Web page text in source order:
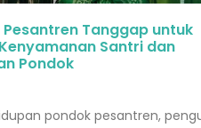
Pesantren Tanggap untuk
Santri dan
Pondok
pondok pesantren,